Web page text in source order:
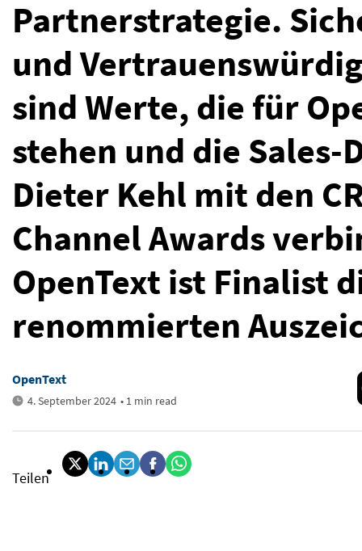
Partnerstrategie.
und
sind Werte, die für
stehen und die Sales-
Dieter Kehl mit den
Channel Awards
OpenText ist Finalist
renommierten
OpenText
4. September 2024 • 1 min read
Teilen